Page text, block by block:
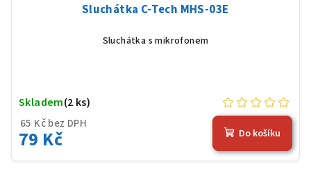
Sluchátka C-Tech MHS-03E
Sluchátka s mikrofonem
65 Kč bez DPH
79 Kč
Skladem(2 ks)
Do košíku